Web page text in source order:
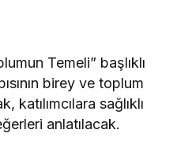
Temeli” başlıklı
birey ve toplum
katılımcılara sağlıklı
anlatılacak.